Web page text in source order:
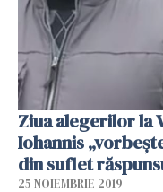
Ziua alegerilor la
Iohannis
din suflet
25 NOIEMBRIE 2019